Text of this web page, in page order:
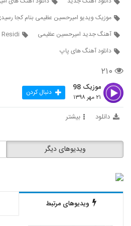
33
حمید سیلانی
35
دانلود آهنگ
دانلود آهنگ
۲۴۲ بازدید
موزیک زیبای
موزیک ویدیو امیرحسین عظیمی بنام کجا
آهنگ جدید امیرحسین عظیمی
دانلود آهنگ های پاپ
۲۱۰
موزیک 98
۲۱ مهر ۱۳۹۸ دنبال کردن
دانلود بیشتر
ویدیوهای دیگر
ویدیوهای مرتبط